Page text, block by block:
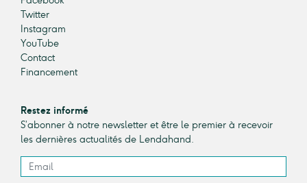
Twitter
Instagram
YouTube
Contact
Financement
Restez informé
S’abonner à notre newsletter et être le premier à recevoir
les dernières actualités de Lendahand.